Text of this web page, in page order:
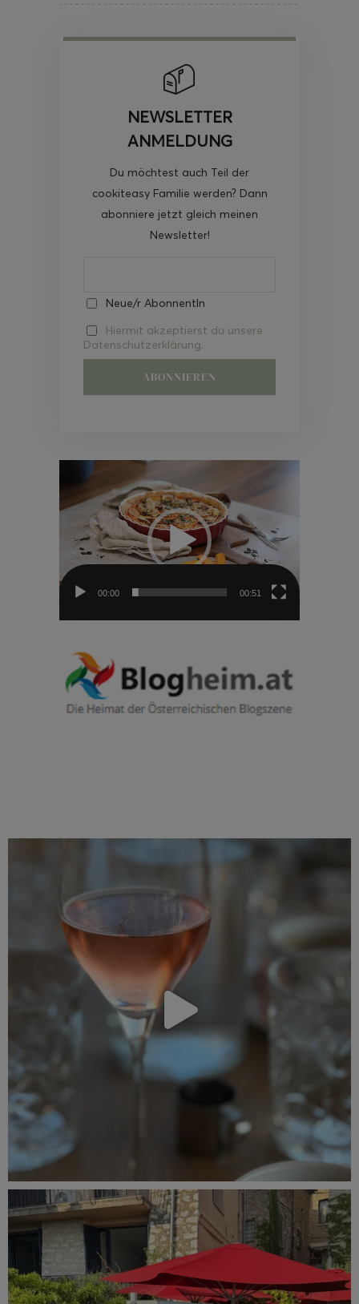
NEWSLETTER
ANMELDUNG
Du möchtest auch Teil der
cookiteasy Familie werden? Dann
abonniere jetzt gleich meinen
Newsletter!
Neue/r AbonnentIn
Hiermit akzeptierst du unsere
Datenschutzerklärung.
Video-
00:00 00:51